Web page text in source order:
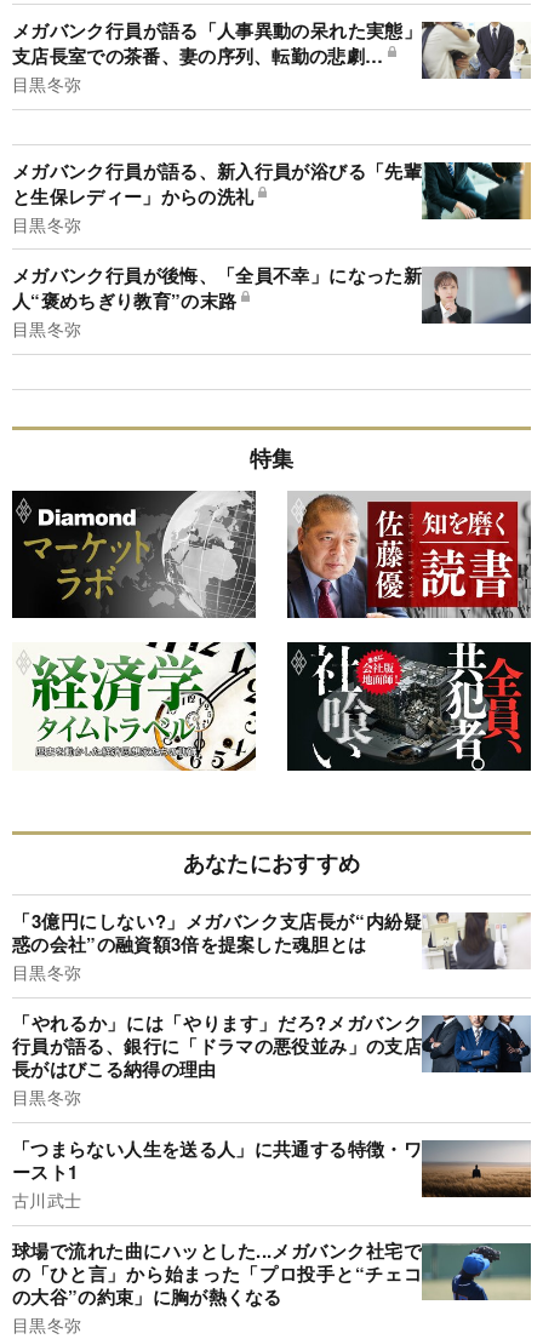
メガバンク行員が語る「人事異動の呆れた実態」
支店長室での茶番、妻の序列、転勤の悲劇…
目黒冬弥
メガバンク行員が語る、新入行員が浴びる「先輩
と生保レディー」からの洗礼
目黒冬弥
メガバンク行員が後悔、「全員不幸」になった新
人“褒めちぎり教育”の末路
目黒冬弥
特集
あなたにおすすめ
「3億円にしない?」メガバンク支店長が“内紛疑
惑の会社”の融資額3倍を提案した魂胆とは
目黒冬弥
「やれるか」には「やります」だろ?メガバンク
行員が語る、銀行に「ドラマの悪役並み」の支店
長がはびこる納得の理由
目黒冬弥
「つまらない人生を送る人」に共通する特徴・ワ
ースト1
古川武士
球場で流れた曲にハッとした...メガバンク社宅で
の「ひと言」から始まった「プロ投手と“チェコ
の大谷”の約束」に胸が熱くなる
目黒冬弥